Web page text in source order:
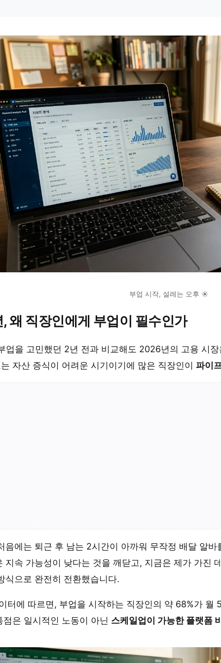
부업 시작, 설레는 오후 ☀️
왜 직장인에게 부업이 필수인가
업을 고민했던 2년 전과 비교해도 2026년의 고용 시
자산 증식이 어려운 시기이기에 많은 직장인이 파이
음에는 퇴근 후 남는 2시간이 아까워 무작정 배달 알
지속 가능성이 낮다는 것을 깨닫고, 지금은 제가 가진
식으로 완전히 전환했습니다.
터에 따르면, 부업을 시작하는 직장인의 약 68%가 월
점은 일시적인 노동이 아닌 스케일업이 가능한 플랫폼